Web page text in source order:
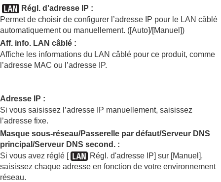
WPS Push
Régl. point d'accès
Bande de fréq. Wi-Fi
(modèles compatibles 5
GHz)
Afficher info. Wi-Fi
Réinit. SSID/MdP
Réglages Bluetooth
Mode avion
Éditer Nom Disposit.
Importation d’un certificat racine sur l’appareil
(Imp. certificat racine)
Régl. authent. accès
Info. authent. d'accès
Réglag. Wi-Fi Direct
Régl. d'adresse IP :
Permet de choisir de configurer l’adresse IP pour le LAN câblé
automatiquement ou manuellement. ([Auto]/[Manuel])
Aff. info. LAN câblé :
Affiche les informations du LAN câblé pour ce produit, comme
l’adresse MAC ou l’adresse IP.
Adresse IP :
Si vous saisissez l’adresse IP manuellement, saisissez
l’adresse fixe.
Masque sous-réseau/Passerelle par défaut/Serveur DNS
principal/Serveur DNS second. :
Si vous avez réglé [ Régl. d'adresse IP] sur [Manuel],
saisissez chaque adresse en fonction de votre environnement
réseau.